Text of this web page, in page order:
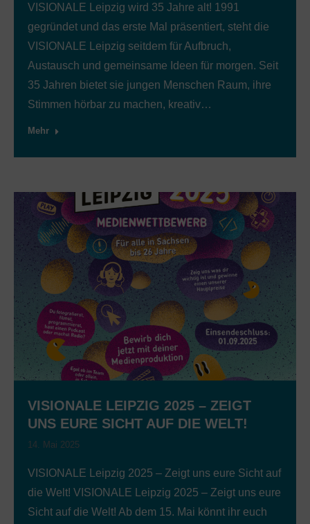
VISIONALE Leipzig wird 35 Jahre alt! 1991
gegründet und das erste Mal präsentiert, steht die
VISIONALE Leipzig seitdem für Aufbruch,
Austausch und gemeinsame Ideen für morgen. Seit
35 Jahren bietet sie jungen Menschen Raum, ihre
Stimmen hörbar zu machen, kreativ…
Mehr
VISIONALE LEIPZIG 2025 – ZEIGT
UNS EURE SICHT AUF DIE WELT!
14. Mai 2025
VISIONALE Leipzig 2025 – Zeigt uns eure Sicht auf
die Welt! VISIONALE Leipzig 2025 – Zeigt uns eure
Sicht auf die Welt! Ab dem 15. Mai könnt ihr euch